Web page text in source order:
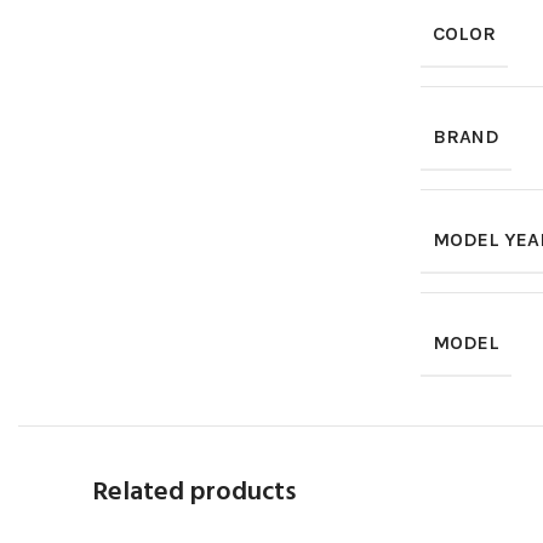
COLOR
BRAND
MODEL
MODEL
Related products